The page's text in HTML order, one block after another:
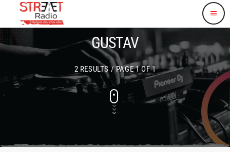
menu
GUSTAV
2 RESULTS / PAGE 1 OF 1